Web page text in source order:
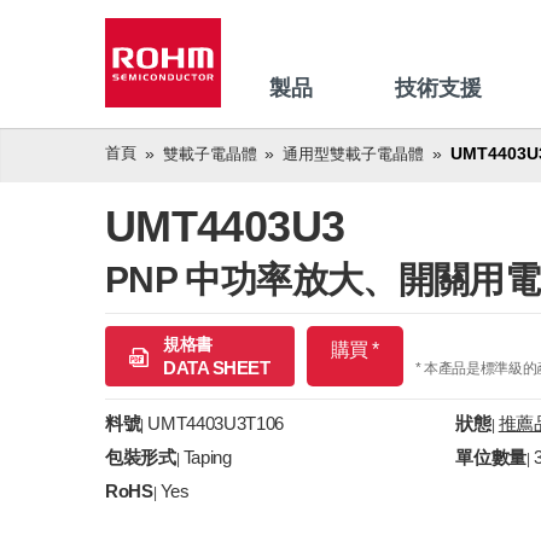
製品 技術支援
首頁 雙載子電晶體 通用型雙載子電晶體
UMT4403U3
PNP 中功率放大、開關用
規格書
DATA SHEET
購買 *
* 本產品是標準級
料號| UMT4403U3T106 狀態| 推薦
包裝形式| Taping 單位數量 |
RoHS| Yes